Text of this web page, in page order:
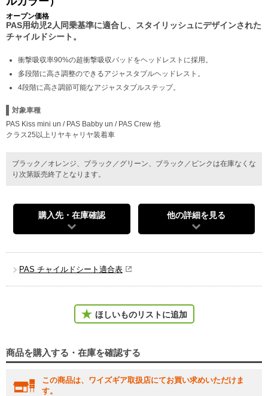
オープン価格
PAS用幼児2人同乗基準に適合し、スタイリッシュにデザインされた
チャイルドシート。
衝撃吸収率90%の超衝撃吸収パッドをヘッドレストに採用。
多段階に高さ調整のできるアジャスタブルヘッドレスト。
4段階に高さ調節可能なアジャスタブルステップ。
対象車種
PAS Kiss mini un / PAS Babby un / PAS Crew 他
クラス25以上リヤキャリヤ装着車
ブラック／オレンジ、ブラック／グリーン、ブラック／ピンクは在庫なくな
り次第販売終了となります。
購入先・在庫確認 他の詳細を見る
PAS チャイルドシート適合表
ほしいものリストに追加
商品を購入する・在庫を確認する
この商品は、ワイズギア取扱店にてお買い求めいただけま
す。